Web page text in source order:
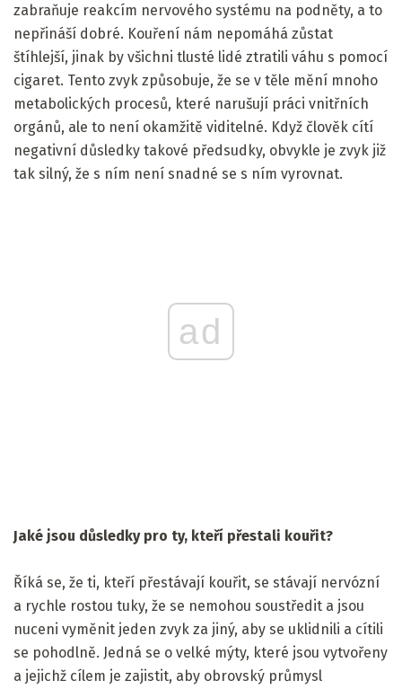
zabraňuje reakcím nervového systému na podněty, a to
nepřináší dobré. Kouření nám nepomáhá zůstat
štíhlejší, jinak by všichni tlusté lidé ztratili váhu s pomocí
cigaret. Tento zvyk způsobuje, že se v těle mění mnoho
metabolických procesů, které narušují práci vnitřních
orgánů, ale to není okamžitě viditelné. Když člověk cítí
negativní důsledky takové předsudky, obvykle je zvyk již
tak silný, že s ním není snadné se s ním vyrovnat.
ad
Jaké jsou důsledky pro ty, kteří přestali kouřit?
Říká se, že ti, kteří přestávají kouřit, se stávají nervózní
a rychle rostou tuky, že se nemohou soustředit a jsou
nuceni vyměnit jeden zvyk za jiný, aby se uklidnili a cítili
se pohodlně. Jedná se o velké mýty, které jsou vytvořeny
a jejichž cílem je zajistit, aby obrovský průmysl